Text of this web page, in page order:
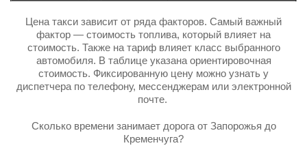
Цена такси зависит от ряда факторов. Самый важный
фактор — стоимость топлива, который влияет на
стоимость. Также на тариф влияет класс выбранного
автомобиля. В таблице указана ориентировочная
стоимость. Фиксированную цену можно узнать у
диспетчера по телефону, мессенджерам или электронной
почте.
Сколько времени занимает дорога от Запорожья до
Кременчуга?